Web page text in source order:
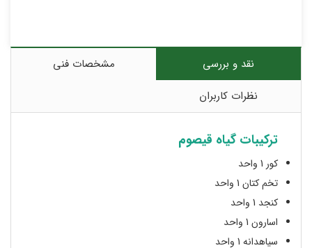
نقد و بررسی
مشخصات فنی
نظرات کاربران
ترکیبات گیاه قیصوم
کور 1 واحد
تخم کتان 1 واحد
کنجد 1 واحد
اسارون 1 واحد
سیاهدانه 1 واحد